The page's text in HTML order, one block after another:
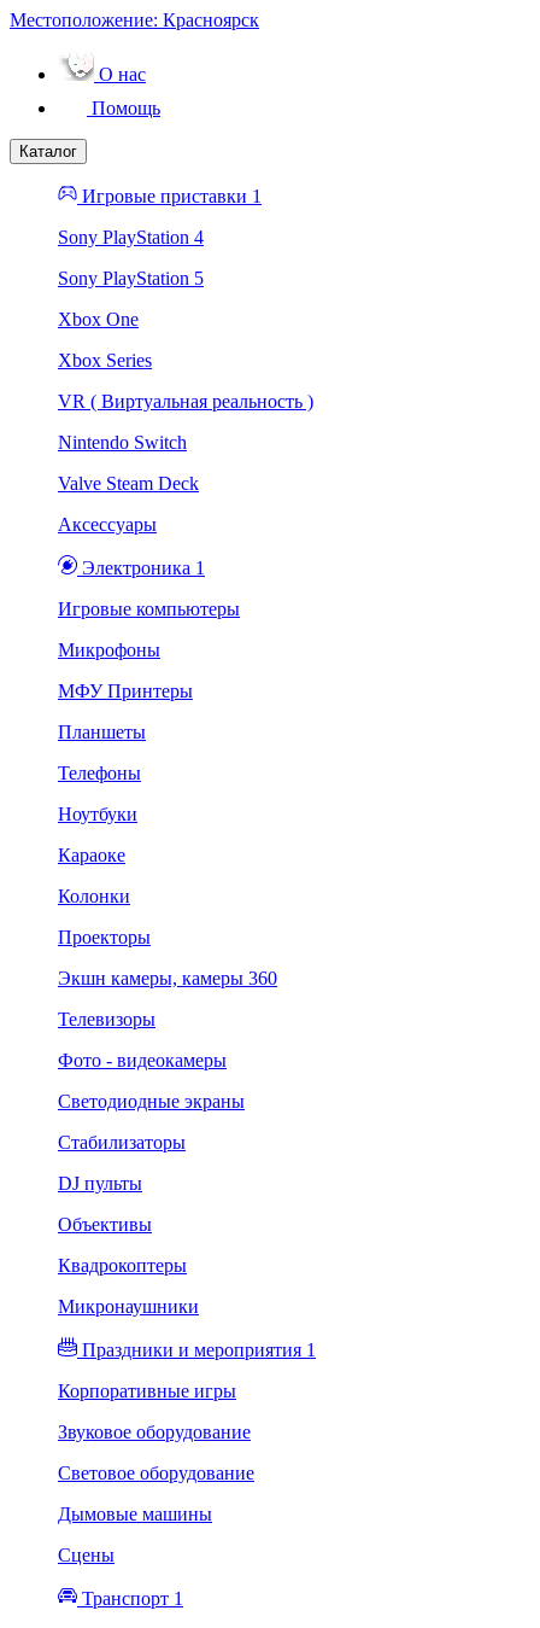
Местоположение: Красноярск
О нас
Помощь
Каталог
Игровые приставки 1
Sony PlayStation 4
Sony PlayStation 5
Xbox One
Xbox Series
VR ( Виртуальная реальность )
Nintendo Switch
Valve Steam Deck
Аксессуары
Электроника 1
Игровые компьютеры
Микрофоны
МФУ Принтеры
Планшеты
Телефоны
Ноутбуки
Караоке
Колонки
Проекторы
Экшн камеры, камеры 360
Телевизоры
Фото - видеокамеры
Светодиодные экраны
Стабилизаторы
DJ пульты
Объективы
Квадрокоптеры
Микронаушники
Праздники и мероприятия 1
Корпоративные игры
Звуковое оборудование
Световое оборудование
Дымовые машины
Сцены
Транспорт 1